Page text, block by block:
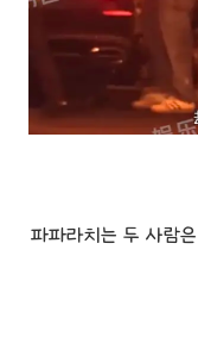
파파라치는 두 사람